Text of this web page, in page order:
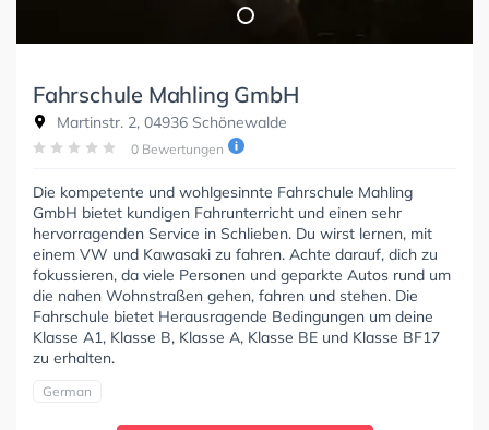
Fahrschule Mahling GmbH
Martinstr. 2, 04936 Schönewalde
0 Bewertungen
Die kompetente und wohlgesinnte Fahrschule Mahling
GmbH bietet kundigen Fahrunterricht und einen sehr
hervorragenden Service in Schlieben. Du wirst lernen, mit
einem VW und Kawasaki zu fahren. Achte darauf, dich zu
fokussieren, da viele Personen und geparkte Autos rund um
die nahen Wohnstraßen gehen, fahren und stehen. Die
Fahrschule bietet Herausragende Bedingungen um deine
Klasse A1, Klasse B, Klasse A, Klasse BE und Klasse BF17
zu erhalten.
German